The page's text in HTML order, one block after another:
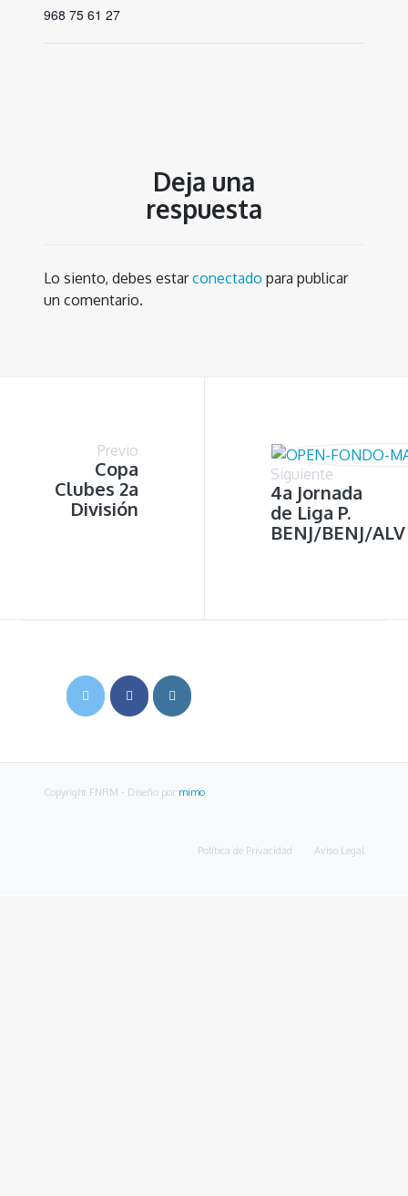
968 75 61 27
Deja una
respuesta
Lo siento, debes estarconectado para publicar
un comentario.
Previo
Copa
Clubes 2a
División
Siguiente
4a Jornada
de Liga P.
BENJ/BENJ/ALV
Copyright FNRM - Diseño por mimo
Política de Privacidad Aviso Legal